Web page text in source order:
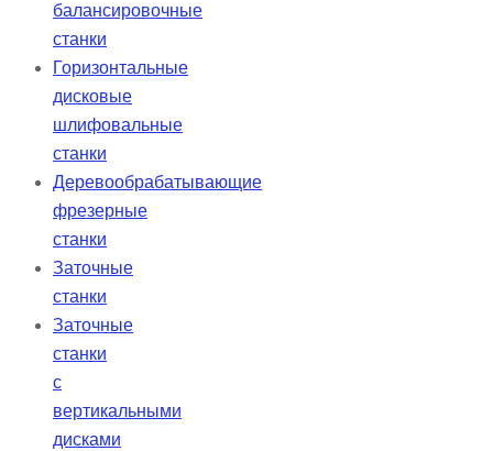
балансировочные
станки
Горизонтальные
дисковые
шлифовальные
станки
Деревообрабатывающие
фрезерные
станки
Заточные
станки
Заточные
станки
с
вертикальными
дисками